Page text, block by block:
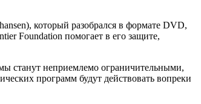
который разобрался в формате DVD,
Foundation помогает в его защите,
станут неприемлемо ограничительными,
программ будут действовать вопреки